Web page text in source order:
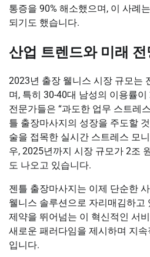
통증을 90% 해소했으며, 이 사례
되기도 했습니다.
산업 트렌드와 미래 전
2023년 출장 웰니스 시장 규모는
며, 특히 30-40대 남성의 이용률이
전문가들은 “과도한 업무 스트레
틀 출장마사지의 성장을 주도할
술을 접목한 실시간 스트레스 모
우, 2025년까지 시장 규모가 2조
도 나오고 있습니다.
젠틀 출장마사지는 이제 단순한
웰니스 솔루션으로 자리매김하고
제약을 뛰어넘는 이 혁신적인 서
새로운 패러다임을 제시하며 지
입니다.